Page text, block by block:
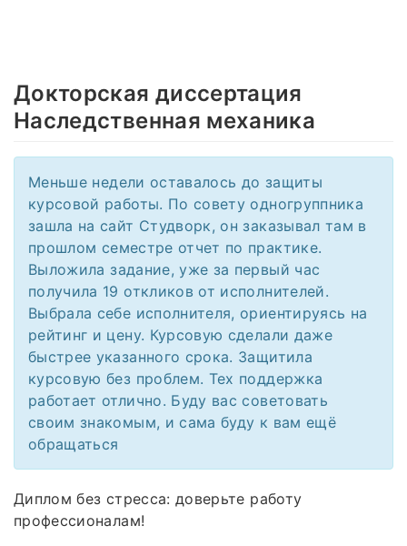
Докторская диссертация
Наследственная механика
Меньше недели оставалось до защиты
курсовой работы. По совету одногруппника
зашла на сайт Студворк, он заказывал там в
прошлом семестре отчет по практике.
Выложила задание, уже за первый час
получила 19 откликов от исполнителей.
Выбрала себе исполнителя, ориентируясь на
рейтинг и цену. Курсовую сделали даже
быстрее указанного срока. Защитила
курсовую без проблем. Тех поддержка
работает отлично. Буду вас советовать
своим знакомым, и сама буду к вам ещё
обращаться
Диплом без стресса: доверьте работу
профессионалам!